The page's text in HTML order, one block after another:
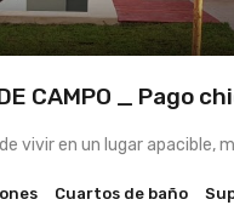
CAMPO _ Pago
vivir en un lugar apacible,
Cuartos de baño